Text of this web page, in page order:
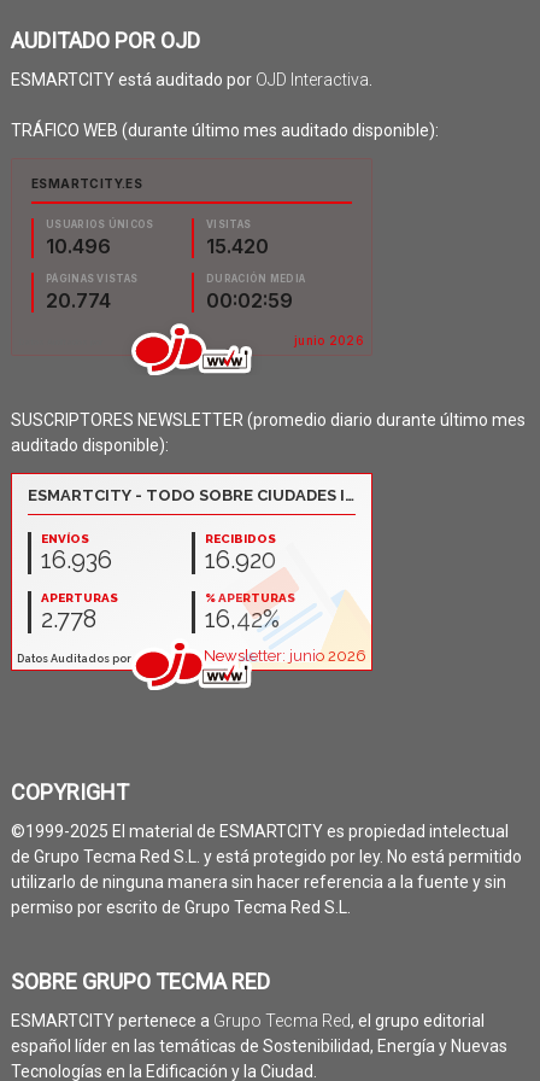
AUDITADO POR OJD
ESMARTCITY está auditado por OJD Interactiva
TRÁFICO WEB (durante último mes auditado disponible):
SUSCRIPTORES NEWSLETTER (promedio diario durante último mes
auditado disponible):
COPYRIGHT
©1999-2025 El material de ESMARTCITY es propiedad intelectual
de Grupo Tecma Red S.L. y está protegido por ley. No está permitido
utilizarlo de ninguna manera sin hacer referencia a la fuente y sin
permiso por escrito de Grupo Tecma Red S.L.
SOBRE GRUPO TECMA RED
ESMARTCITY pertenece a Grupo Tecma Red, el grupo editorial
español líder en las temáticas de Sostenibilidad, Energía y Nuevas
Tecnologías en la Edificación y la Ciudad.